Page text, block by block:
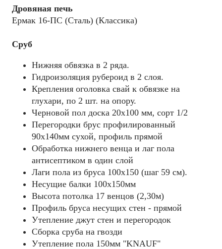
Дровяная печь
Ермак 16-ПС (Сталь) (Классика)
Сруб
Нижняя обвязка в 2 ряда.
Гидроизоляция рубероид в 2 слоя.
Крепления оголовка свай к обвязке на
глухари, по 2 шт. на опору.
Черновой пол доска 20х100 мм, сорт 1/2
Перегородки брус профилированный
90х140мм сухой, профиль прямой
Обработка нижнего венца и лаг пола
антисептиком в один слой
Лаги пола из бруса 100х150 (шаг 59 см).
Несущие балки 100x150мм
Высота потолка 17 венцов (2,30м)
Профиль бруса несущих стен - прямой
Утепление джут стен и перегородок
Сборка сруба на гвозди
Утепление пола 150мм "KNAUF"